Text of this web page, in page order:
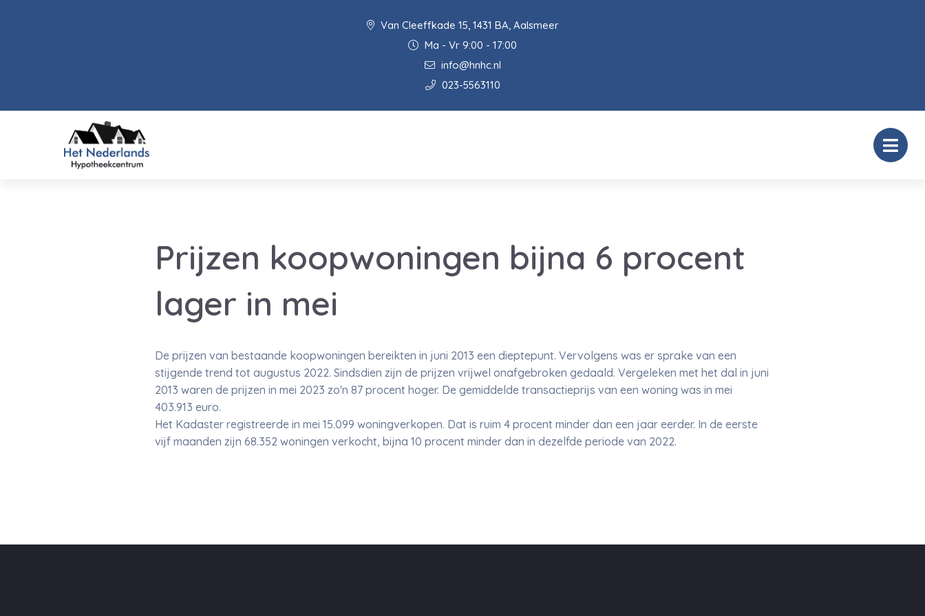
Van Cleeffkade 15, 1431 BA, Aalsmeer
Ma - Vr 9:00 - 17:00
info@hnhc.nl
023-5563110
Prijzen koopwoningen bijna 6 procent
lager in mei
De prijzen van bestaande koopwoningen bereikten in juni 2013 een dieptepunt. Vervolgens was er sprake van een
stijgende trend tot augustus 2022. Sindsdien zijn de prijzen vrijwel onafgebroken gedaald. Vergeleken met het dal in juni
2013 waren de prijzen in mei 2023 zo'n 87 procent hoger. De gemiddelde transactieprijs van een woning was in mei
403.913 euro.
Het Kadaster registreerde in mei 15.099 woningverkopen. Dat is ruim 4 procent minder dan een jaar eerder. In de eerste
vijf maanden zijn 68.352 woningen verkocht, bijna 10 procent minder dan in dezelfde periode van 2022.